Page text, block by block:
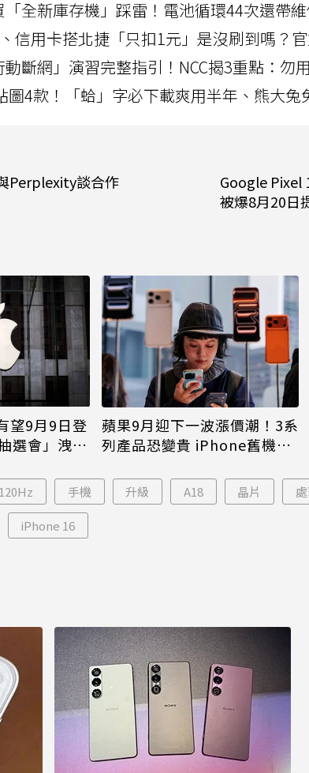
全新庫存機」踩雷！電池循環44次還帶
信用卡搭北捷「只扣1元」是沒刷到嗎？
斷網」演習完整指引！NCC揭3重點：勿
圖4款！「蛤」字必下載爽用半年、熊大兔
Perplexity談合作
Google Pixel
被爆8月20日
望9月9日登
選會」洩端
蘋果9月迎下一波漲價潮！3系
列產品恐變貴 iPhone舊機難
120Hz 手機 升級 A18 晶片
iPhone 16